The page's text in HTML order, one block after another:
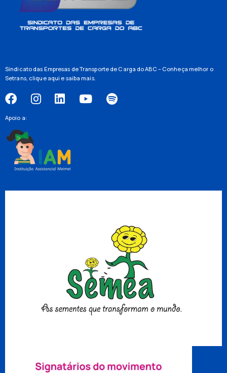
Sindicato das Empresas de Transporte de Carga do ABC – Conheça melhor o
Setrans, clique aqui e saiba mais.
Apoio a: